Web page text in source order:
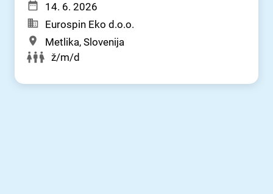
14. 6. 2026
Eurospin Eko d.o.o.
Metlika, Slovenija
ž/m/d